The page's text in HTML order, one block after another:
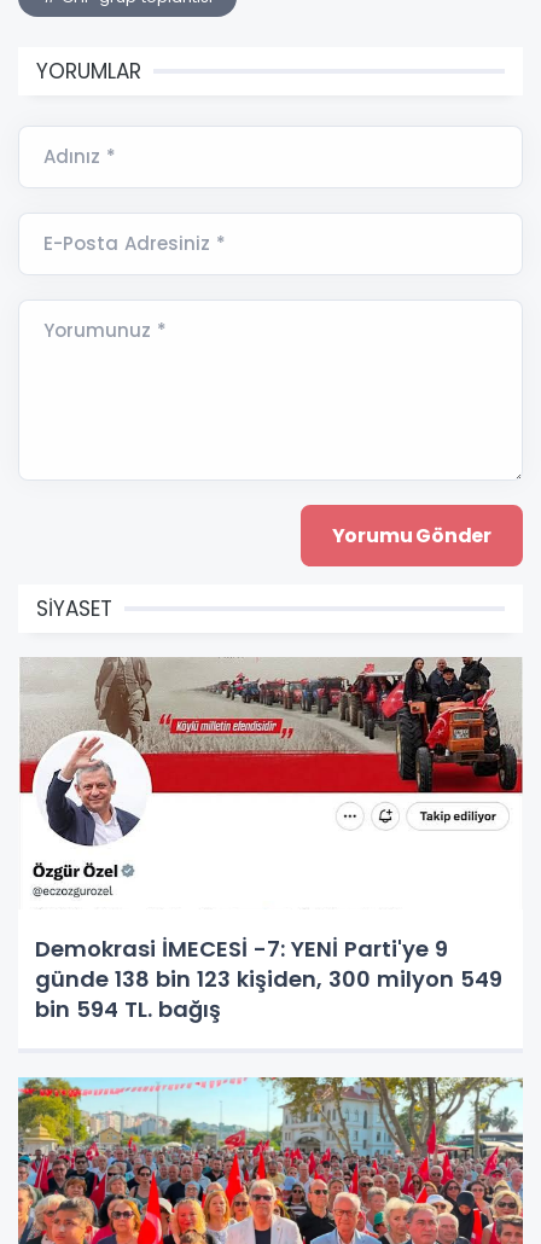
YORUMLAR
Adınız *
E-Posta Adresiniz *
Yorumunuz *
SİYASET
Demokrasi İMECESİ -7: YENİ Parti'ye 9
günde 138 bin 123 kişiden, 300 milyon 549
bin 594 TL. bağış